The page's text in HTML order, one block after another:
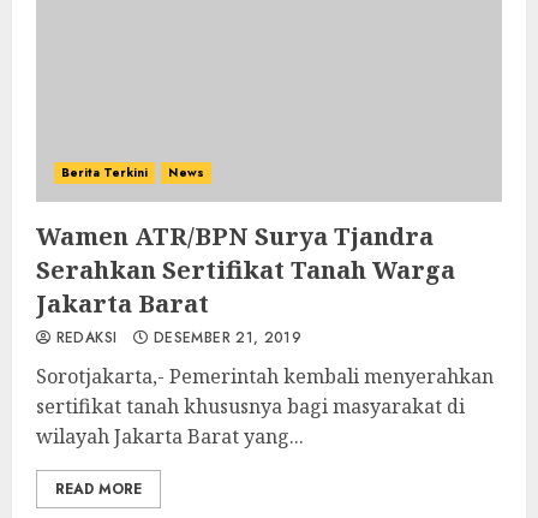
Berita Terkini News
Wamen ATR/BPN Surya Tjandra
Serahkan Sertifikat Tanah Warga
Jakarta Barat
REDAKSI DESEMBER 21, 2019
Sorotjakarta,- Pemerintah kembali menyerahkan
sertifikat tanah khususnya bagi masyarakat di
wilayah Jakarta Barat yang...
READ MORE